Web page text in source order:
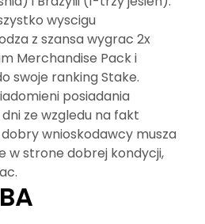
wyscigu
z szansa wygrac 2x
Merchandise Pack i
swoje ranking Stake.
posiadania
ze wzgledu na fakt
wnioskodawcy musza
w strone dobrej kondycji,